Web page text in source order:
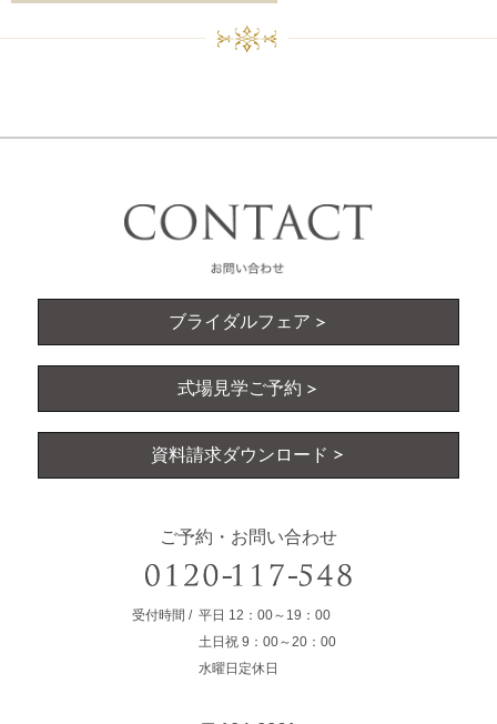
ブライダルフェア
式場見学ご予約
資料請求ダウンロード
ご予約・お問い合わせ
受付時間 平日 12：00～19：00
土日祝 9：00～20：00
水曜日定休日